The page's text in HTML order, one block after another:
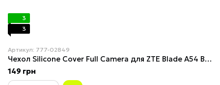
3
3
Артикул: 777-02849
Чехол Silicone Cover Full Camera для ZTE Blade A54 Black
149 грн